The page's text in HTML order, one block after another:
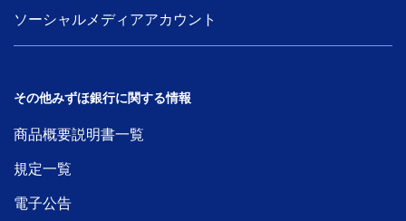
ソーシャルメディアアカウント
その他みずほ銀行に関する情報
商品概要説明書一覧
規定一覧
電子公告